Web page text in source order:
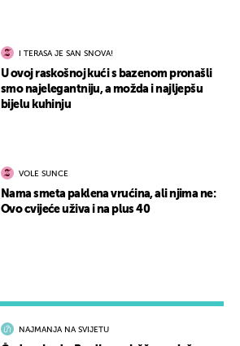
NAJMANJA NA SVIJETU
I TERASA JE SAN SNOVA!
U ovoj raskošnoj kući s bazenom pronašli
smo najelegantniju, a možda i najljepšu
bijelu kuhinju
VOLE SUNCE
Nama smeta paklena vrućina, ali njima ne:
Ovo cvijeće uživa i na plus 40